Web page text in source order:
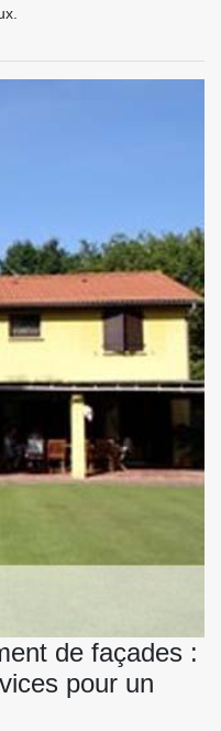
de façades :
pour un